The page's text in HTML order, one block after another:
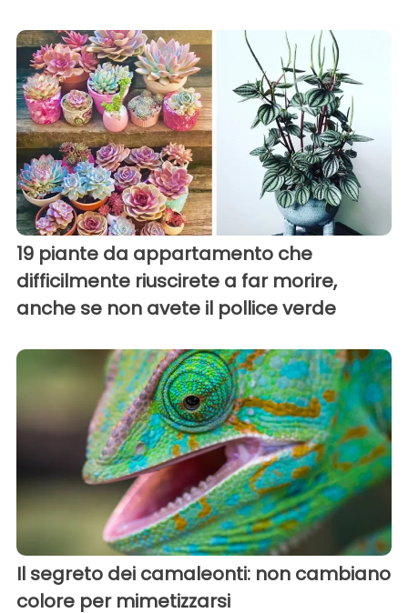
19 piante da appartamento che
difficilmente riuscirete a far morire,
anche se non avete il pollice verde
Il segreto dei camaleonti: non cambiano
colore per mimetizzarsi